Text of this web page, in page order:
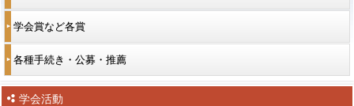
学会賞など各賞
各種手続き・公募・推薦
学会活動